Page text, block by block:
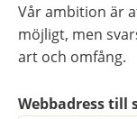
Vår ambition är
möjligt, men
art och omfång.
Webbadress till